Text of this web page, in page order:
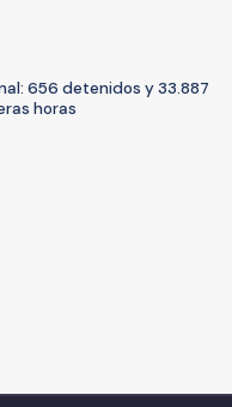
656 detenidos y 33.887
horas